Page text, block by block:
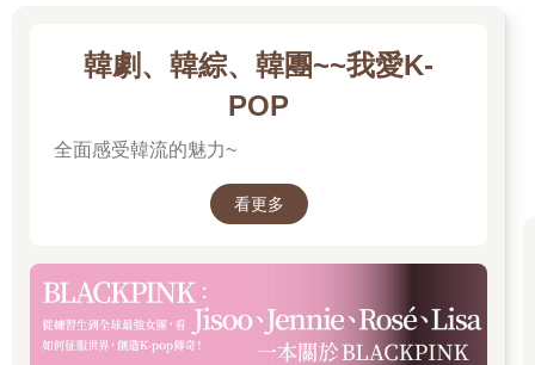
韓劇、韓綜、韓團~~我愛K-
POP
全面感受韓流的魅力~
看更多